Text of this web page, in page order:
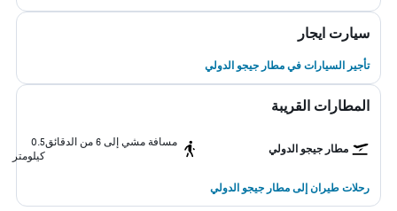
سيارت ايجار
تأجير السيارات في مطار جيجو الدولي
المطارات القريبة
مطار جيجو الدولي
مسافة مشي إلى 6 من الدقائق
0.5
كيلومتر
رحلات طيران إلى مطار جيجو الدولي